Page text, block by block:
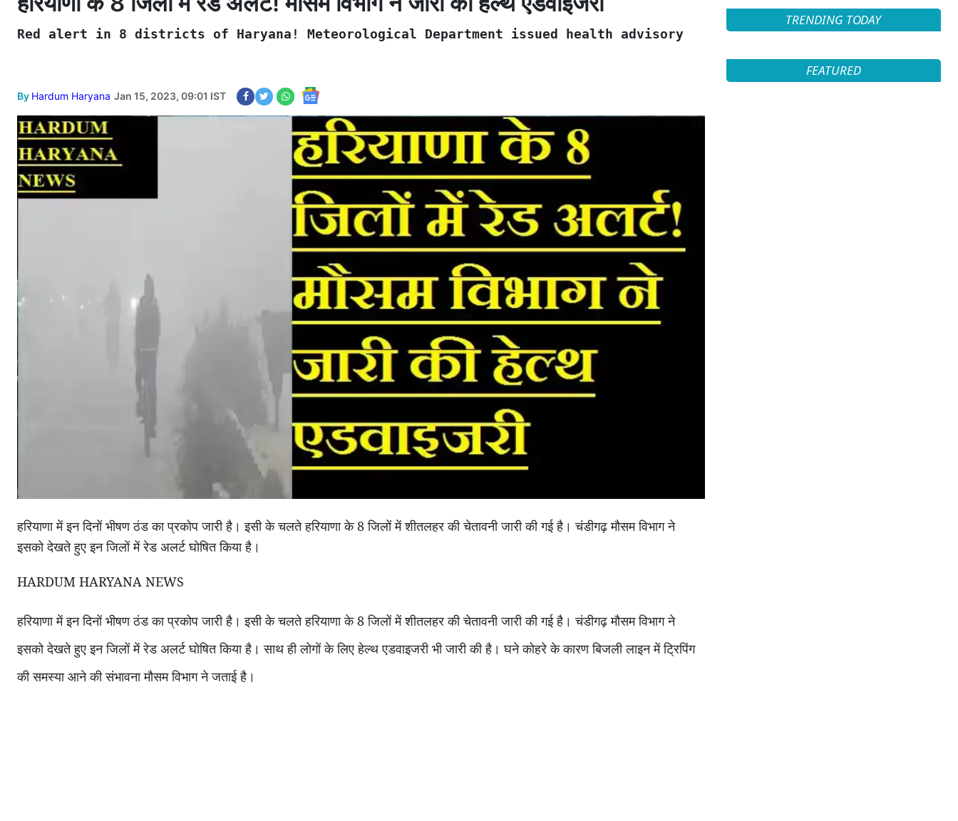
Red alert in 8 districts of Haryana! Meteorological Department issued health advisory
By Hardum Haryana Jan 15, 2023, 09:01 IST
हरियाणा में इन दिनों भीषण ठंड का प्रकोप जारी है। इसी के चलते हरियाणा के 8 जिलों में शीतलहर की चेतावनी जारी की गई है। चंडीगढ़ मौसम विभाग ने
इसको देखते हुए इन जिलों में रेड अलर्ट घोषित किया है।
HARDUM HARYANA NEWS
हरियाणा में इन दिनों भीषण ठंड का प्रकोप जारी है। इसी के चलते हरियाणा के 8 जिलों में शीतलहर की चेतावनी जारी की गई है। चंडीगढ़ मौसम विभाग ने
इसको देखते हुए इन जिलों में रेड अलर्ट घोषित किया है। साथ ही लोगों के लिए हेल्थ एडवाइजरी भी जारी की है। घने कोहरे के कारण बिजली लाइन में ट्रिपिंग
की समस्या आने की संभावना मौसम विभाग ने जताई है।
TRENDING TODAY
FEATURED